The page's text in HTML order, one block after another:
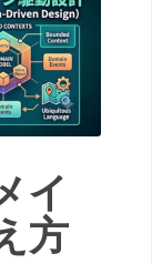
イ
方